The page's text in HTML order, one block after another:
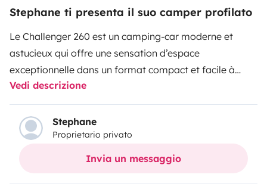
Stephane ti presenta il suo camper profilato
Le Challenger 260 est un camping-car moderne et
astucieux qui offre une sensation d’espace
exceptionnelle dans un format compact et facile à
conduire. Son principal atout est son immense salon
face-à-face, très lumineux et convivial, idéal pour
partager des repas, se détendre ou profiter de
moments en famille ou entre amis.
lit pavillon électrique deux places, il se transforme en
empiéter sur la pièce de vie. Sa cuisine fonctionnelle, sa
Vedi descrizione
Stephane
Proprietario privato
Invia un messaggio